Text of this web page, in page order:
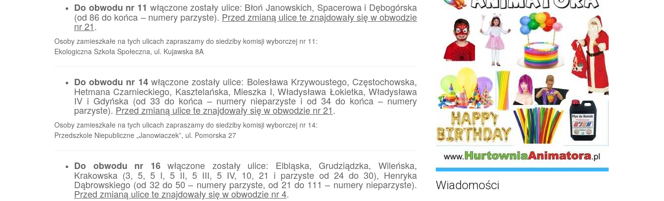
Do obwodu nr 11 włączone zostały ulice: Błoń Janowskich, Spacerowa i Dębogórska
(od 86 do końca – numery parzyste). Przed zmianą ulice te znajdowały się w obwodzie
nr 21.
Osoby zamieszkałe na tych ulicach zapraszamy do siedziby komisji wyborczej nr 11:
Ekologiczna Szkoła Społeczna, ul. Kujawska 8A
Do obwodu nr 14włączone zostały ulice: Bolesława Krzywoustego, Częstochowska,
Hetmana Czarnieckiego, Kasztelańska, Mieszka I, Władysława Łokietka, Władysława
IV i Gdyńska (od 33 do końca – numery nieparzyste i od 34 do końca – numery
parzyste). Przed zmianą ulice te znajdowały się w obwodzie nr 21.
Osoby zamieszkałe na tych ulicach zapraszamy do siedziby komisji wyborczej nr 14:
Przedszkole Niepubliczne „Janowiaczek”, ul. Pomorska 27
Do obwodu nr 16włączone zostały ulice: Elbląska, Grudziądzka, Wileńska,
Krakowska (3, 5, 5 I, 5 II, 5 III, 5 IV, 10, 21 i parzyste od 24 do 30), Henryka
Dąbrowskiego (od 32 do 50 – numery parzyste, od 21 do 111 – numery nieparzyste).
Przed zmianą ulice te znajdowały się w obwodzie nr 4.
Wiadomości